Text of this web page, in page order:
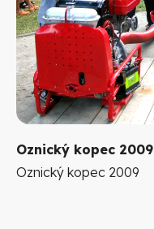
Oznický kopec 2009
Oznický kopec 2009